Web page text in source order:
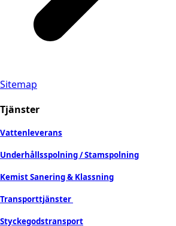
Sitemap
Tjänster
Vattenleverans
Underhållsspolning / Stamspolning
Kemist Sanering & Klassning
Transporttjänster
Styckegodstransport